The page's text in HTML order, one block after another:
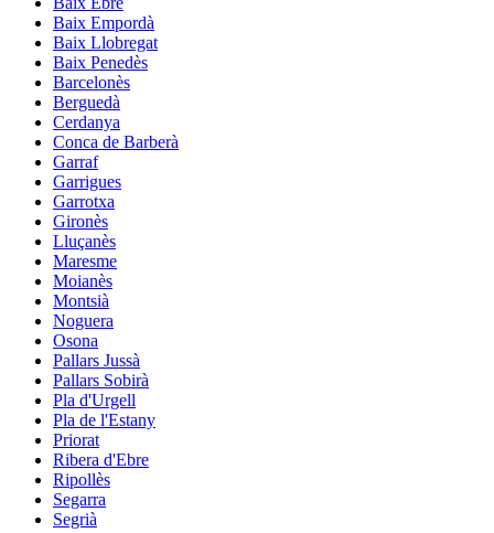
Baix Empordà
Baix Llobregat
Baix Penedès
Barcelonès
Berguedà
Cerdanya
Conca de Barberà
Garraf
Garrigues
Garrotxa
Gironès
Lluçanès
Maresme
Moianès
Montsià
Noguera
Osona
Pallars Jussà
Pallars Sobirà
Pla d'Urgell
Pla de l'Estany
Priorat
Ribera d'Ebre
Ripollès
Segarra
Segrià